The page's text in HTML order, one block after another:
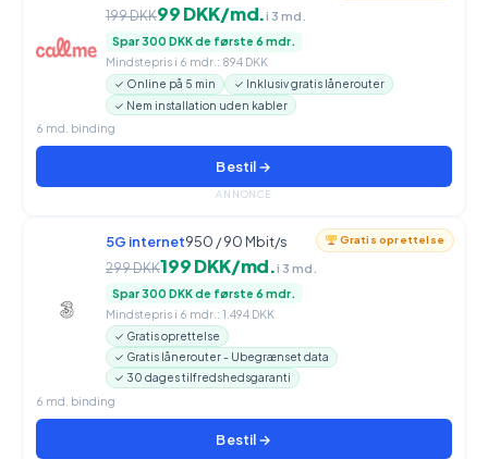
199 DKK99 DKK/md.i 3 md.
Spar 300 DKK de første 6 mdr.
Mindstepris i 6 mdr.: 894 DKK
✓ Online på 5 min
✓ Inklusiv gratis lånerouter
✓ Nem installation uden kabler
6 md. binding
Bestil →
ANNONCE
Gratis oprettelse
5G internet950 / 90 Mbit/s
299 DKK199 DKK/md.i 3 md.
Spar 300 DKK de første 6 mdr.
Mindstepris i 6 mdr.: 1.494 DKK
✓ Gratis oprettelse
✓ Gratis lånerouter - Ubegrænset data
✓ 30 dages tilfredshedsgaranti
6 md. binding
Bestil →